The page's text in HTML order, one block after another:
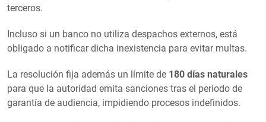
terceros.
Incluso si un banco no utiliza despachos externos, está
obligado a notificar dicha inexistencia para evitar multas.
La resolución fija además un límite de 180 días naturales
para que la autoridad emita sanciones tras el periodo de
garantía de audiencia, impidiendo procesos indefinidos.